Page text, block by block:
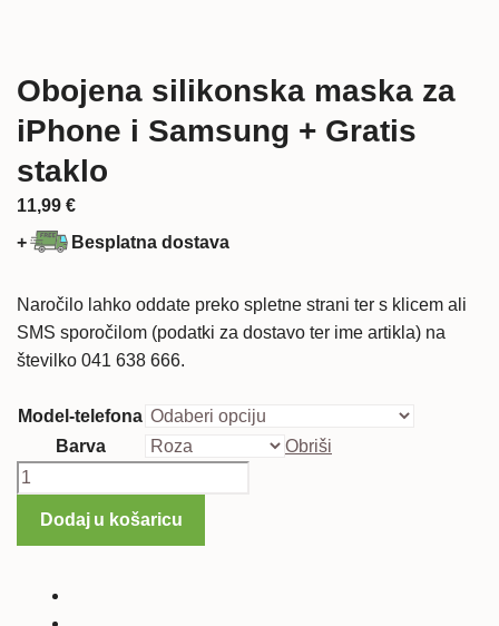
Obojena silikonska maska za
iPhone i Samsung + Gratis
staklo
11,99 €
+
Besplatna dostava
Naročilo lahko oddate preko spletne strani ter s klicem ali
SMS sporočilom (podatki za dostavo ter ime artikla) na
številko 041 638 666.
Model-telefona
Barva
Obriši
Obojena
maska
Dodaj u košaricu